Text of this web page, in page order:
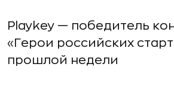
Playkey — победитель
«Герои российских
прошлой недели